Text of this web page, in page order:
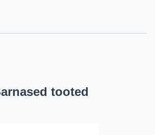
tooted